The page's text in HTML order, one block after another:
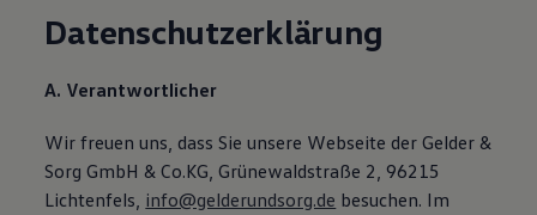
Datenschutzerklärung
A. Verantwortlicher
Wir freuen uns, dass Sie unsere Webseite der Gelder &
Sorg GmbH & Co.KG, Grünewaldstraße 2, 96215
Lichtenfels, info@gelderundsorg.de besuchen. Im